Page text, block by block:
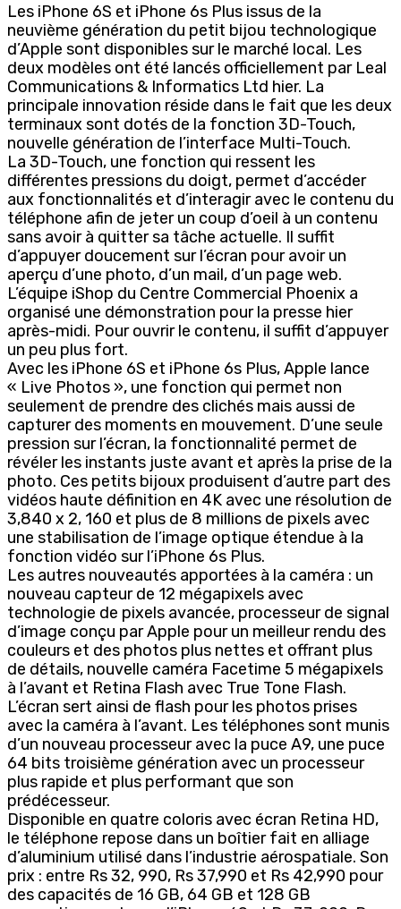
Les iPhone 6S et iPhone 6s Plus issus de la
neuvième génération du petit bijou technologique
d’Apple sont disponibles sur le marché local. Les
deux modèles ont été lancés officiellement par Leal
Communications & Informatics Ltd hier. La
principale innovation réside dans le fait que les deux
terminaux sont dotés de la fonction 3D-Touch,
nouvelle génération de l’interface Multi-Touch.
La 3D-Touch, une fonction qui ressent les
différentes pressions du doigt, permet d’accéder
aux fonctionnalités et d’interagir avec le contenu du
téléphone afin de jeter un coup d’oeil à un contenu
sans avoir à quitter sa tâche actuelle. Il suffit
d’appuyer doucement sur l’écran pour avoir un
aperçu d’une photo, d’un mail, d’un page web.
L’équipe iShop du Centre Commercial Phoenix a
organisé une démonstration pour la presse hier
après-midi. Pour ouvrir le contenu, il suffit d’appuyer
un peu plus fort.
Avec les iPhone 6S et iPhone 6s Plus, Apple lance
« Live Photos », une fonction qui permet non
seulement de prendre des clichés mais aussi de
capturer des moments en mouvement. D’une seule
pression sur l’écran, la fonctionnalité permet de
révéler les instants juste avant et après la prise de la
photo. Ces petits bijoux produisent d’autre part des
vidéos haute définition en 4K avec une résolution de
3,840 x 2, 160 et plus de 8 millions de pixels avec
une stabilisation de l’image optique étendue à la
fonction vidéo sur l’iPhone 6s Plus.
Les autres nouveautés apportées à la caméra : un
nouveau capteur de 12 mégapixels avec
technologie de pixels avancée, processeur de signal
d’image conçu par Apple pour un meilleur rendu des
couleurs et des photos plus nettes et offrant plus
de détails, nouvelle caméra Facetime 5 mégapixels
à l’avant et Retina Flash avec True Tone Flash.
L’écran sert ainsi de flash pour les photos prises
avec la caméra à l’avant. Les téléphones sont munis
d’un nouveau processeur avec la puce A9, une puce
64 bits troisième génération avec un processeur
plus rapide et plus performant que son
prédécesseur.
Disponible en quatre coloris avec écran Retina HD,
le téléphone repose dans un boîtier fait en alliage
d’aluminium utilisé dans l’industrie aérospatiale. Son
prix : entre Rs 32, 990, Rs 37,990 et Rs 42,990 pour
des capacités de 16 GB, 64 GB et 128 GB